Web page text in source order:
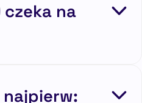
czeka na